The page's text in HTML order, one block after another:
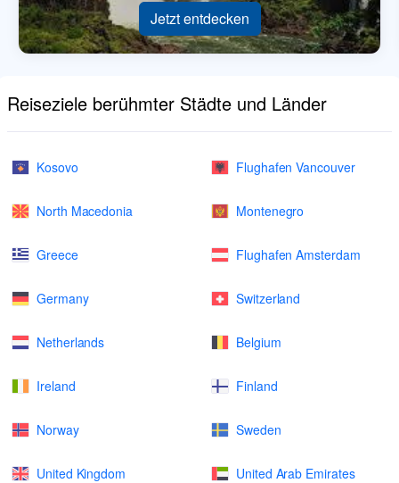
Jetzt entdecken
Reiseziele berühmter Städte und Länder
Kosovo Flughafen Vancouver
North Macedonia Montenegro
Greece Flughafen Amsterdam
Germany Switzerland
Netherlands Belgium
Ireland Finland
Norway Sweden
United Kingdom United Arab Emirates